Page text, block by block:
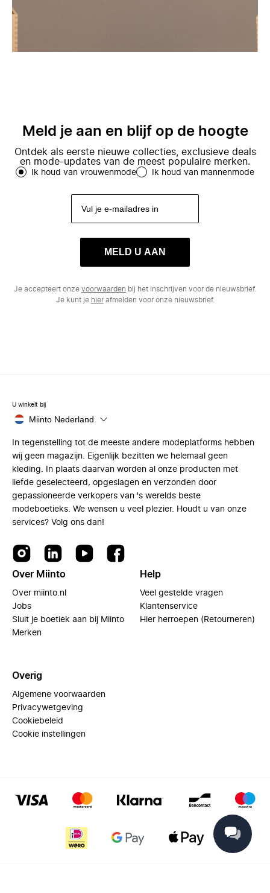
Meld je aan en blijf op de hoogte
Ontdek als eerste nieuwe collecties, exclusieve deals
en mode-updates van de meest populaire merken.
Ik houd van vrouwenmode Ik houd van mannenmode
MELD U AAN
Je accepteert onze voorwaarden bij het inschrijven voor de nieuwsbrief.
Je kunt je hierafmelden voor onze nieuwsbrief.
U winkelt bij
Miinto Nederland
In tegenstelling tot de meeste andere modeplatforms hebben
wij geen magazijn. Eigenlijk bezitten we helemaal geen
kleding. In plaats daarvan worden al onze producten met
liefde geselecteerd, opgeslagen en verzonden door
gepassioneerde verkopers van 's werelds beste
modeboetieks. We wensen u veel plezier. Houdt u van onze
services? Volg ons dan!
Over Miinto
Over miinto.nl
Jobs
Sluit je boetiek aan bij Miinto
Merken
Help
Veel gestelde vragen
Klantenservice
Hier herroepen (Retourneren)
Overig
Algemene voorwaarden
Privacywetgeving
Cookiebeleid
Cookie instellingen